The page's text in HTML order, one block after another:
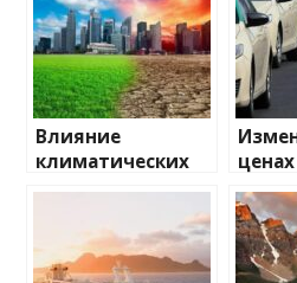
Влияние
климатических
изменений на
направления